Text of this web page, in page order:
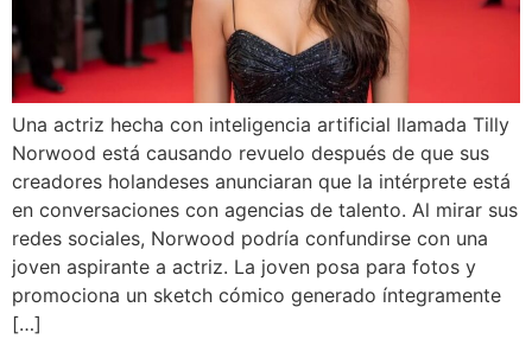
Una actriz hecha con inteligencia artificial llamada Tilly
Norwood está causando revuelo después de que sus
creadores holandeses anunciaran que la intérprete está
en conversaciones con agencias de talento. Al mirar sus
redes sociales, Norwood podría confundirse con una
joven aspirante a actriz. La joven posa para fotos y
promociona un sketch cómico generado íntegramente
[…]